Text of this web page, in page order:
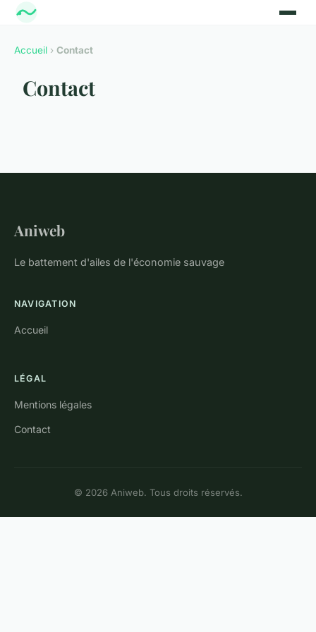
Accueil › Contact
Contact
Aniweb
Le battement d'ailes de l'économie sauvage
NAVIGATION
Accueil
LÉGAL
Mentions légales
Contact
© 2026 Aniweb. Tous droits réservés.